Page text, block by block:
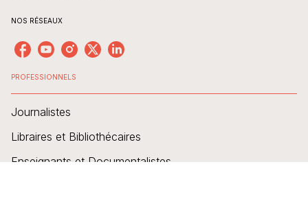
NOS RÉSEAUX
PROFESSIONNELS
Journalistes
Libraires et Bibliothécaires
Enseignants et Documentalistes